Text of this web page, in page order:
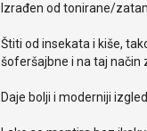
Izrađen od tonirane/
Štiti od insekata i kiše,
šoferšajbne i na taj način
Daje bolji i moderniji